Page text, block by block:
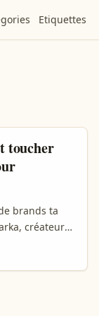
Etiquettes
toucher
brands ta
créateur
fashion,
yé yir yéréw